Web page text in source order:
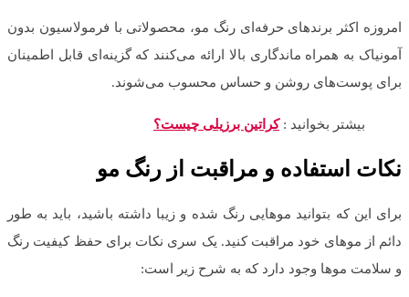
امروزه اکثر برندهای حرفه‌ای رنگ مو، محصولاتی با فرمولاسیون بدون
آمونیاک به همراه ماندگاری بالا ارائه می‌کنند که گزینه‌ای قابل اطمینان
برای پوست‌های روشن و حساس محسوب می‌شوند.
بیشتر بخوانید :کراتین برزیلی چیست؟
نکات استفاده و مراقبت از رنگ مو
برای این که بتوانید موهایی رنگ شده و زیبا داشته باشید، باید به طور
دائم از موهای خود مراقبت کنید. یک سری نکات برای حفظ کیفیت رنگ
و سلامت موها وجود دارد که به شرح زیر است: